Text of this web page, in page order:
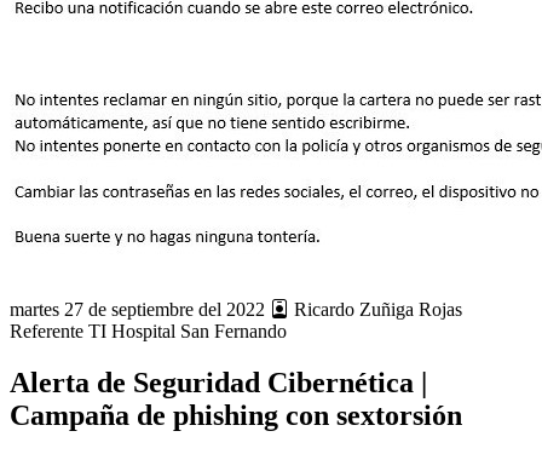
martes 27 de septiembre del 2022
Ricardo Zuñiga Rojas
Referente TI Hospital San Fernando
Alerta de Seguridad Cibernética |
Campaña de phishing con sextorsión